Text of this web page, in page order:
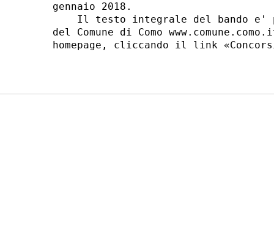
gennaio 2018.
Il testo integrale del bando e'
del Comune di Como
homepage, cliccando il link